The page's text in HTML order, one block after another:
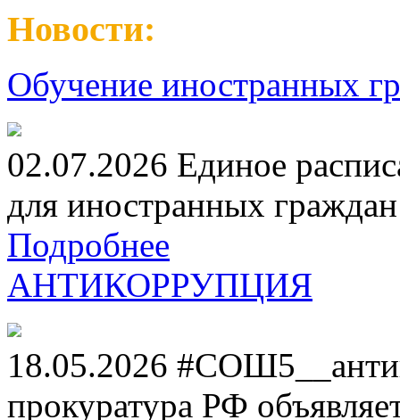
Новости:
Обучение иностранных
02.07.2026 Единое
для иностранных
Подробнее
АНТИКОРРУПЦИЯ
18.05.2026
прокуратура РФ